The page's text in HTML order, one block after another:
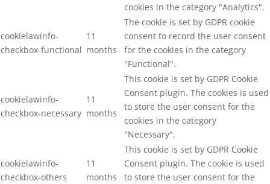
cookies in the category "Analytics".
cookielawinfo-
checkbox-functional
11
months
The cookie is set by GDPR cookie
consent to record the user consent
for the cookies in the category
"Functional".
cookielawinfo-
checkbox-necessary
11
months
This cookie is set by GDPR Cookie
Consent plugin. The cookies is used
to store the user consent for the
cookies in the category
"Necessary".
cookielawinfo-
checkbox-others
11
months
This cookie is set by GDPR Cookie
Consent plugin. The cookie is used
to store the user consent for the